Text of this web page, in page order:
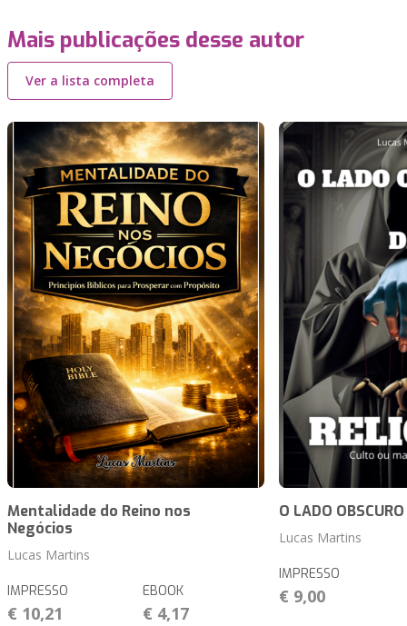
Mais publicações desse autor
Ver a lista completa
Mentalidade do Reino nos
Negócios
Lucas Martins
IMPRESSO
€ 10,21
EBOOK
€ 4,17
O LADO
Lucas Martins
IMPRESSO
€ 9,00